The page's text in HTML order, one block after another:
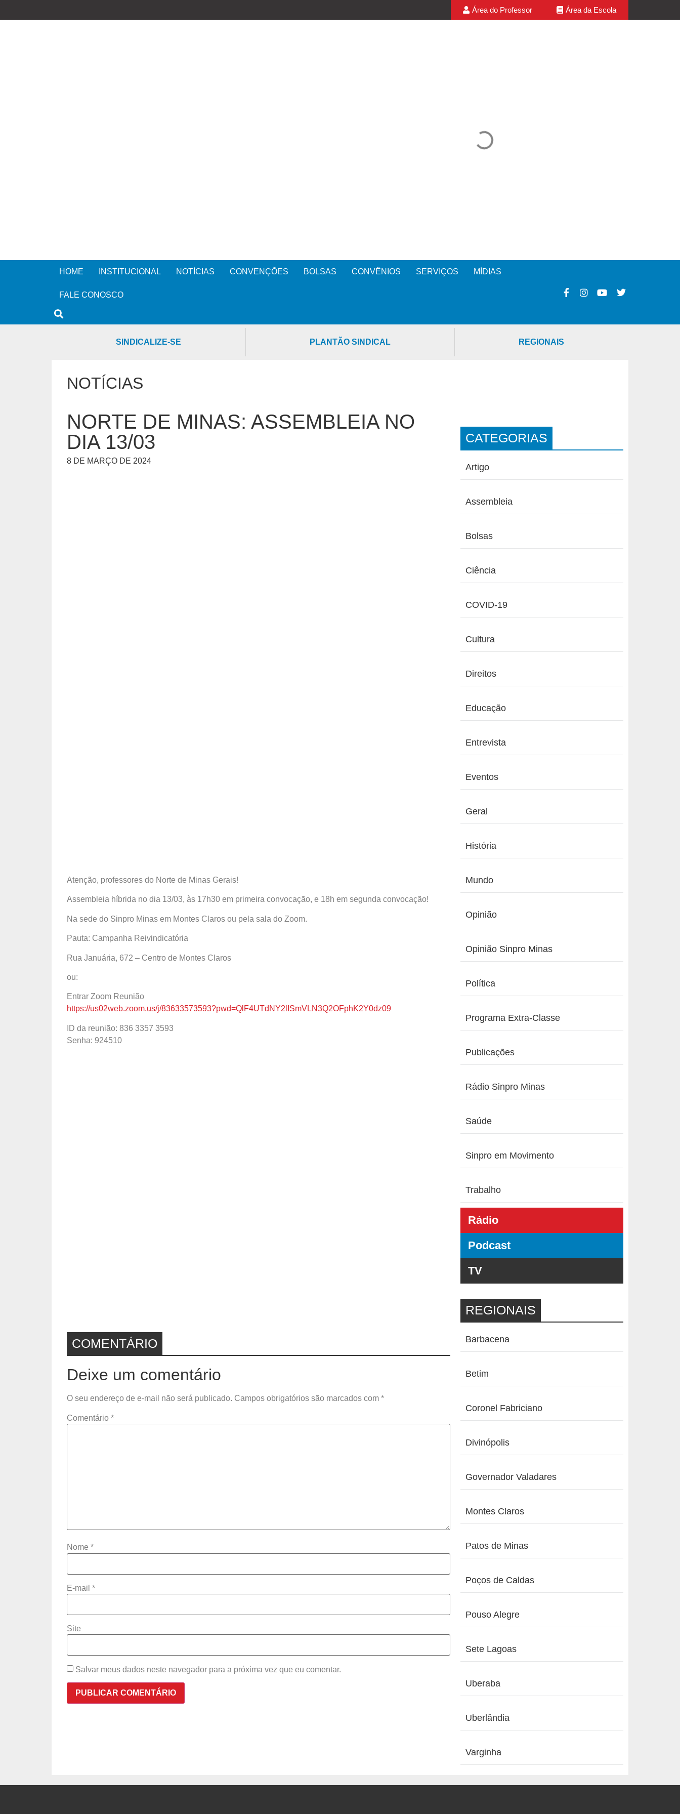
Área do Professor Área da Escola
HOME INSTITUCIONAL NOTÍCIAS CONVENÇÕES BOLSAS CONVÊNIOS SERVIÇOS MÍDIAS
FALE CONOSCO
SINDICALIZE-SE PLANTÃO SINDICAL REGIONAIS
NOTÍCIAS
NORTE DE MINAS: ASSEMBLEIA NO
DIA 13/03
8 DE MARÇO DE 2024
Atenção, professores do Norte de Minas Gerais!
Assembleia híbrida no dia 13/03, às 17h30 em primeira convocação, e 18h em segunda convocação!
Na sede do Sinpro Minas em Montes Claros ou pela sala do Zoom.
Pauta: Campanha Reivindicatória
Rua Januária, 672 – Centro de Montes Claros
ou:
Entrar Zoom Reunião
https://us02web.zoom.us/j/83633573593?pwd=QlF4UTdNY2lISmVLN3Q2OFphK2Y0dz09
ID da reunião: 836 3357 3593
Senha: 924510
COMENTÁRIO
Deixe um comentário
O seu endereço de e-mail não será publicado. Campos obrigatórios são marcados com *
Comentário *
Nome *
E-mail *
Site
Salvar meus dados neste navegador para a próxima vez que eu comentar.
CATEGORIAS
Artigo
Assembleia
Bolsas
Ciência
COVID-19
Cultura
Direitos
Educação
Entrevista
Eventos
Geral
História
Mundo
Opinião
Opinião Sinpro Minas
Política
Programa Extra-Classe
Publicações
Rádio Sinpro Minas
Saúde
Sinpro em Movimento
Trabalho
Rádio
Podcast
TV
REGIONAIS
Barbacena
Betim
Coronel Fabriciano
Divinópolis
Governador Valadares
Montes Claros
Patos de Minas
Poços de Caldas
Pouso Alegre
Sete Lagoas
Uberaba
Uberlândia
Varginha